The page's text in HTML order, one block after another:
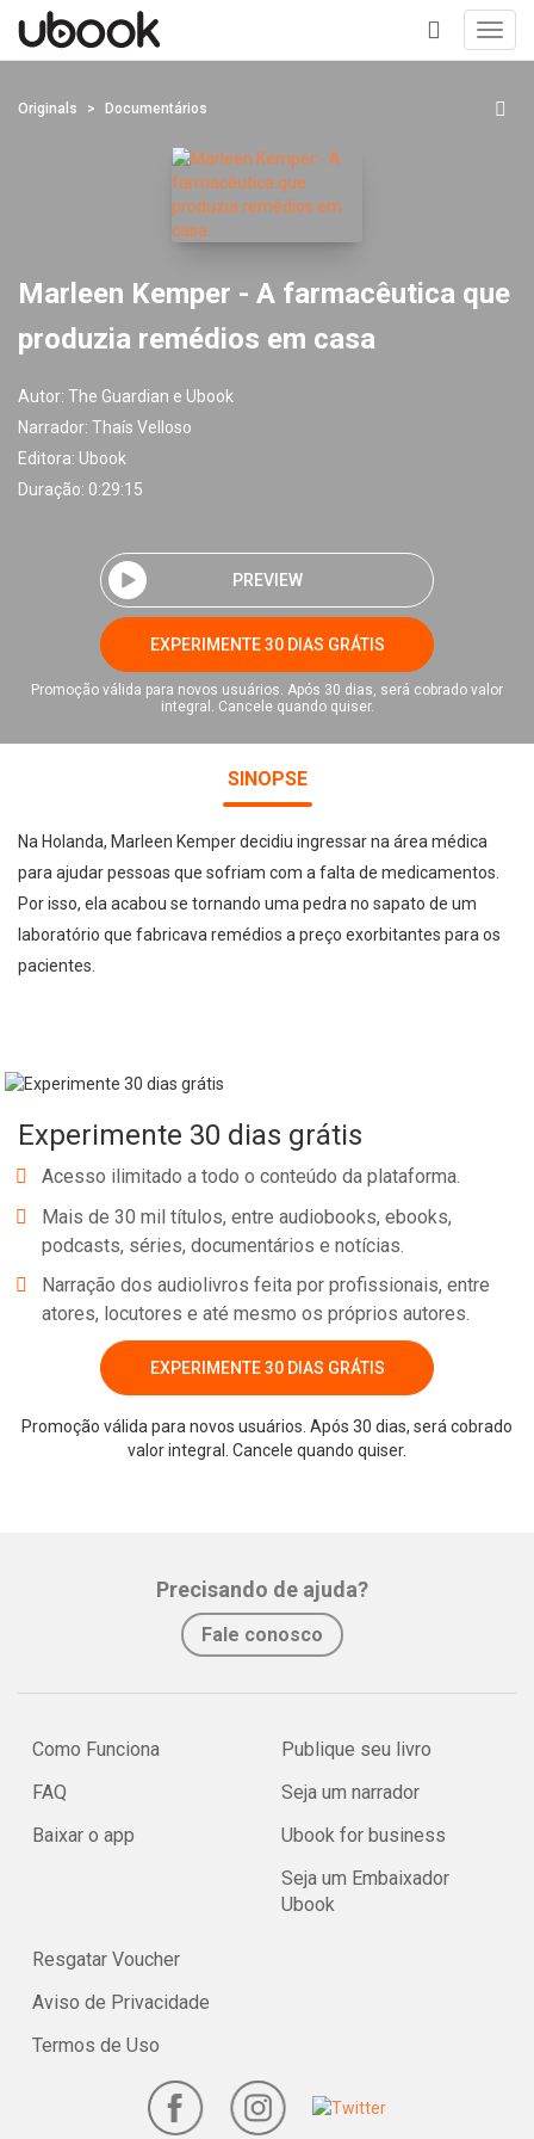
+
Originals Documentários
Marleen Kemper - A farmacêutica que
produzia remédios em casa
Autor: The Guardian e Ubook
Narrador: Thaís Velloso
Editora: Ubook
Duração: 0:29:15
PREVIEW
EXPERIMENTE 30 DIAS GRÁTIS
Promoção válida para novos usuários. Após 30 dias, será cobrado valor
integral. Cancele quando quiser.
SINOPSE
Na Holanda, Marleen Kemper decidiu ingressar na área médica
para ajudar pessoas que sofriam com a falta de medicamentos.
Por isso, ela acabou se tornando uma pedra no sapato de um
laboratório que fabricava remédios a preço exorbitantes para os
pacientes.
Experimente 30 dias grátis
Acesso ilimitado a todo o conteúdo da plataforma.
Mais de 30 mil títulos, entre audiobooks, ebooks,
podcasts, séries, documentários e notícias.
Narração dos audiolivros feita por profissionais, entre
atores, locutores e até mesmo os próprios autores.
EXPERIMENTE 30 DIAS GRÁTIS
Promoção válida para novos usuários. Após 30 dias, será cobrado
valor integral. Cancele quando quiser.
Precisando de ajuda?
Fale conosco
Como Funciona
FAQ
Baixar o app
Publique seu livro
Seja um narrador
Ubook for business
Seja um Embaixador
Ubook
Resgatar Voucher
Aviso de Privacidade
Termos de Uso
Whatsapp Facebook Twitter